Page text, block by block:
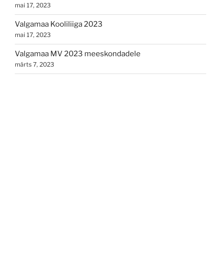
mai 17, 2023
Valgamaa Kooliliiga 2023
mai 17, 2023
Valgamaa MV 2023 meeskondadele
märts 7, 2023